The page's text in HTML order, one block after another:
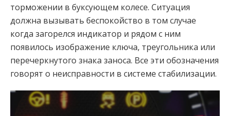
торможении в буксующем колесе. Ситуация
должна вызывать беспокойство в том случае
когда загорелся индикатор и рядом с ним
появилось изображение ключа, треугольника или
перечеркнутого знака заноса. Все эти обозначения
говорят о неисправности в системе стабилизации.